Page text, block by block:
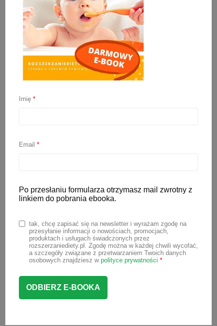
do diety dziecka?
Kiedy wprowadzić cukier do diety
rozsądnie? Na te pytania postaram się
odpowiedzieć w dzisiejszym wpisie.
Podejmę też temat zdrowych słodyczy i
zamienników cukru, które ostatnio stają
się coraz bardziej popularne. Cukier w
diecie dziecka – pierwsza styczność ze
Imię*
Email*
Po przesłaniu formularza otrzymasz mail zwrotny z
linkiem do pobrania ebooka.
tak, chcę zapisać się na newsletter i wyrażam zgodę na
przesyłanie informacji o nowościach, promocjach,
produktach i usługach świadczonych przez
rozszerzaniediety.pl. Zgodę można w każdej chwili wycofać,
a szczegóły związane z przetwarzaniem Twoich danych
osobowych znajdziesz w polityce prywatności *